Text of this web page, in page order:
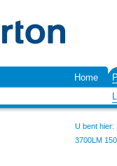
Home
U bent hier:
3700LM